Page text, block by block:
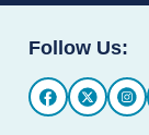
Follow Us: